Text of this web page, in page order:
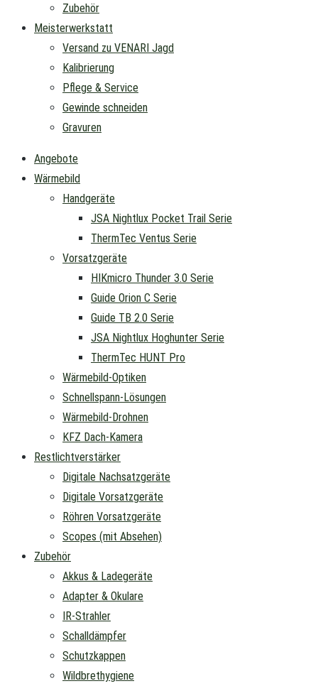
Zubehör
Meisterwerkstatt
Versand zu VENARI Jagd
Kalibrierung
Pflege & Service
Gewinde schneiden
Gravuren
Angebote
Wärmebild
Handgeräte
JSA Nightlux Pocket Trail Serie
ThermTec Ventus Serie
Vorsatzgeräte
HIKmicro Thunder 3.0 Serie
Guide Orion C Serie
Guide TB 2.0 Serie
JSA Nightlux Hoghunter Serie
ThermTec HUNT Pro
Wärmebild-Optiken
Schnellspann-Lösungen
Wärmebild-Drohnen
KFZ Dach-Kamera
Restlichtverstärker
Digitale Nachsatzgeräte
Digitale Vorsatzgeräte
Röhren Vorsatzgeräte
Scopes (mit Absehen)
Zubehör
Akkus & Ladegeräte
Adapter & Okulare
IR-Strahler
Schalldämpfer
Schutzkappen
Wildbrethygiene